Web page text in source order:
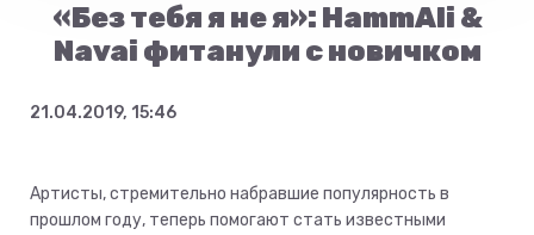
«Без тебя я не я»: HammAli &
Navai фитанули с новичком
21.04.2019, 15:46
Артисты, стремительно набравшие популярность в
прошлом году, теперь помогают стать известными